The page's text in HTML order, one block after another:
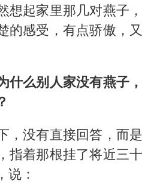
想起家里那几对燕子，
的感受，有点骄傲，又
什么别人家没有燕子，
，没有直接回答，而是
指着那根挂了将近三十
说：